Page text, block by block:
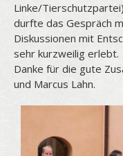
Linke/
durfte das Gespräch
Diskussionen mit
sehr kurzweilig erlebt.
Danke für die gute
und Marcus Lahn.